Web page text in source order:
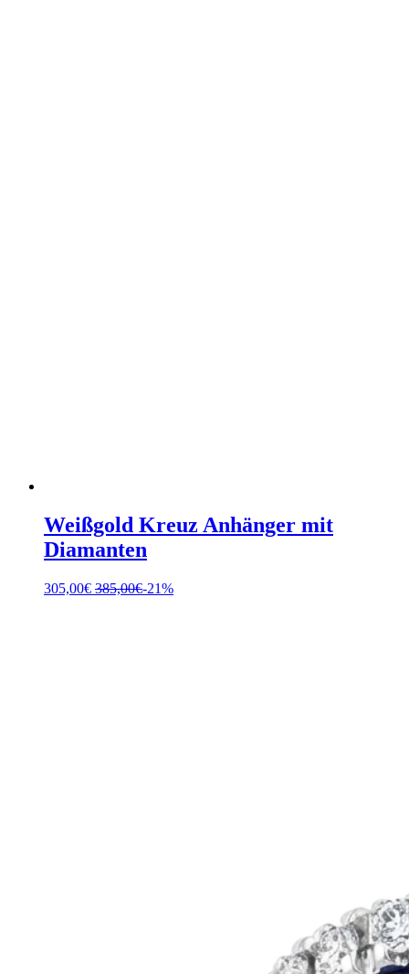
Weißgold Kreuz Anhänger mit
Diamanten
305,00€ 385,00€-21%